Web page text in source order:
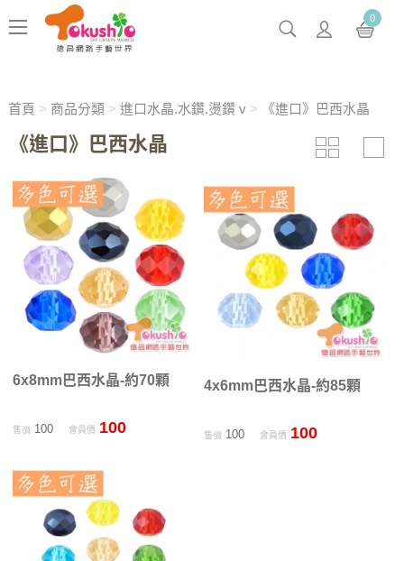
0
首頁 > 商品分類> 進口水晶.水鑽.燙鑽 v> 《進口》巴西水晶
《進口》巴西水晶
6x8mm巴西水晶-約70顆
售價100 會員價 100
4x6mm巴西水晶-約85顆
售價 100 會員價 100